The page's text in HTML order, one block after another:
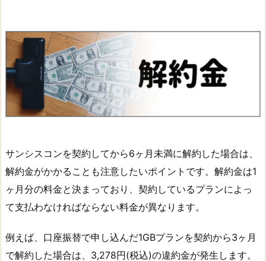
サンシスコンを契約してから6ヶ月未満に解約した場合は、
解約金がかかることも注意したいポイントです。解約金は1
ヶ月分の料金と決まっており、契約しているプランによっ
て支払わなければならない料金が異なります。
例えば、口座振替で申し込んだ1GBプランを契約から3ヶ月
で解約した場合は、3,278円(税込)の違約金が発生します。